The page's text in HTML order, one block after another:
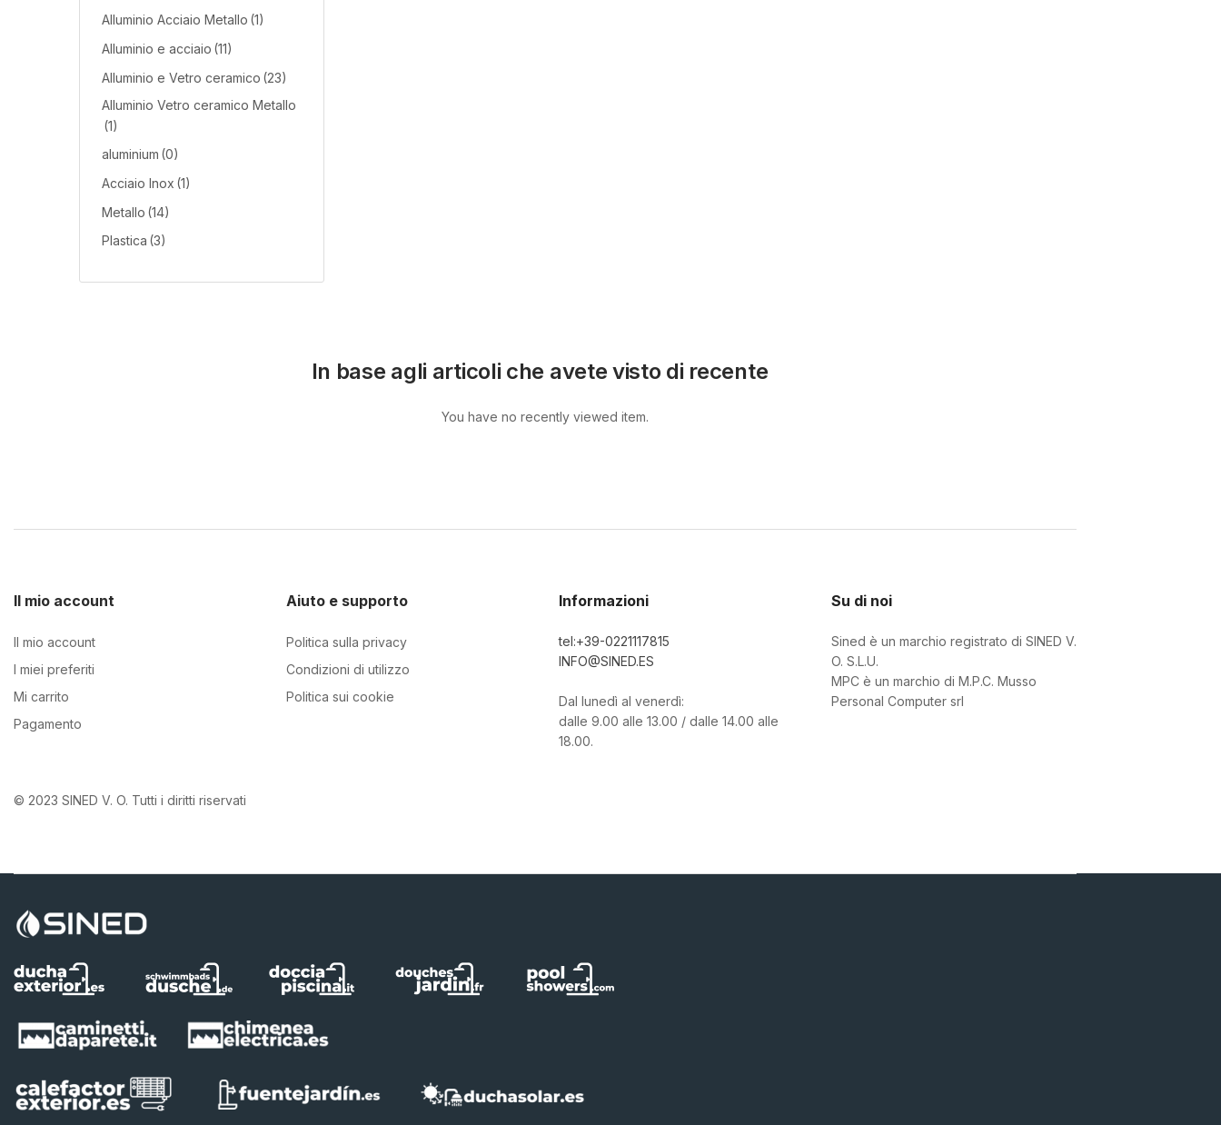
Alluminio Acciaio Metallo (1)
Alluminio e acciaio (11)
Alluminio e Vetro ceramico (23)
Alluminio Vetro ceramico Metallo
(1)
aluminium (0)
Acciaio Inox (1)
Metallo (14)
Plastica (3)
In base agli articoli che avete visto di recente
You have no recently viewed item.
Il mio account
Il mio account
I miei preferiti
Mi carrito
Pagamento
Aiuto e supporto
Politica sulla privacy
Condizioni di utilizzo
Politica sui cookie
Informazioni
tel:+39-0221117815
INFO@SINED.ES
Dal lunedì al venerdì:
dalle 9.00 alle 13.00 / dalle 14.00 alle
18.00.
Su di noi
Sined è un marchio registrato di SINED V.
O. S.L.U.
MPC è un marchio di M.P.C. Musso
Personal Computer srl
© 2023 SINED V. O. Tutti i diritti riservati